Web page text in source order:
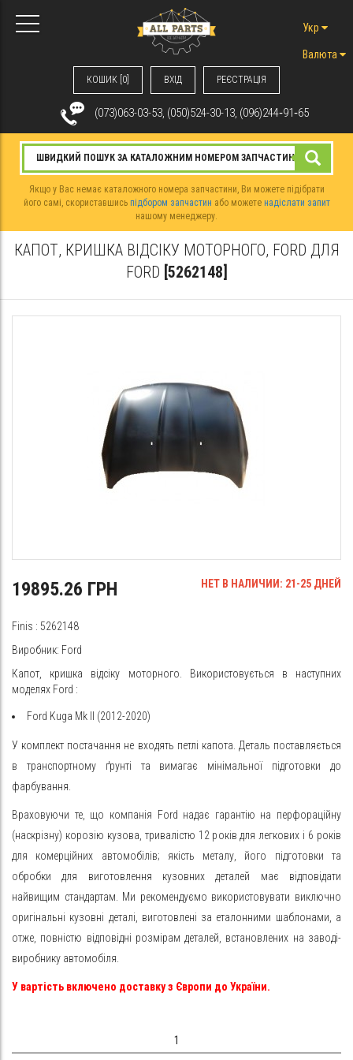
КОШИК [0] ВХIД РЕЄСТРАЦІЯ
Укр
Валюта
(073)063-03-53, (050)524-30-13, (096)244‑91‑65
Якщо у Вас немає каталожного номера запчастини, Ви можете підібрати
його самі, скориставшись підбором запчастин або можете надіслати запит
нашому менеджеру.
КАПОТ, КРИШКА ВІДСІКУ МОТОРНОГО, FORD ДЛЯ
FORD [5262148]
19895.26 ГРН НЕТ В НАЛИЧИИ: 21-25 ДНЕЙ
Finis : 5262148
Виробник: Ford
Капот, кришка відсіку моторного. Використовується в наступних
моделях Ford :
Ford Kuga Mk II (2012-2020)
У комплект постачання не входять петлі капота. Деталь поставляється
в транспортному ґрунті та вимагає мінімальної підготовки до
фарбування.
Враховуючи те, що компанія Ford надає гарантію на перфораційну
(наскрізну) корозію кузова, тривалістю 12 років для легкових і 6 років
для комерційних автомобілів; якість металу, його підготовки та
обробки для виготовлення кузовних деталей має відповідати
найвищим стандартам. Ми рекомендуємо використовувати виключно
оригінальні кузовні деталі, виготовлені за еталонними шаблонами, а
отже, повністю відповідні розмірам деталей, встановлених на заводі-
виробнику автомобіля.
У вартість включено доставку з Європи до України.